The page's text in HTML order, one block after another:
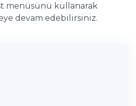
menüsünü kullanarak
devam edebilirsiniz.